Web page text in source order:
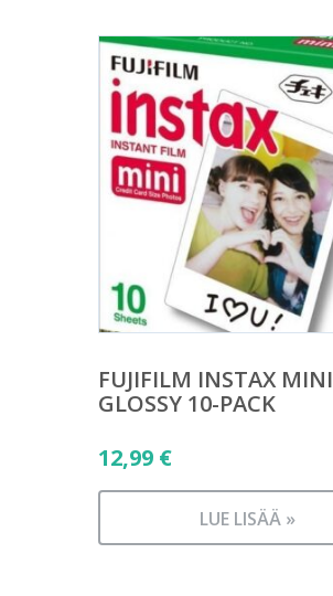
FUJIFILM INSTAX MINI
GLOSSY 10-PACK
12,99 €
LUE LISÄÄ »